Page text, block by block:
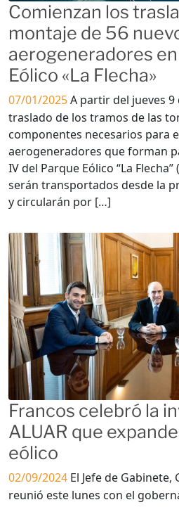
Comienzan los
montaje de 56
aerogeneradores
Eólico «La Flecha»
07/01/2025A partir del jueves
traslado de los tramos de las
componentes necesarios para
aerogeneradores que forman
IV del Parque Eólico “La Flecha”
serán transportados desde la
y circularán por […]
Francos celebró la
ALUAR que
eólico
02/09/2024 El Jefe de
reunió este lunes con el